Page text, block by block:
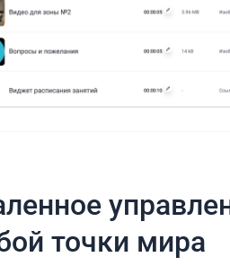
точки мира